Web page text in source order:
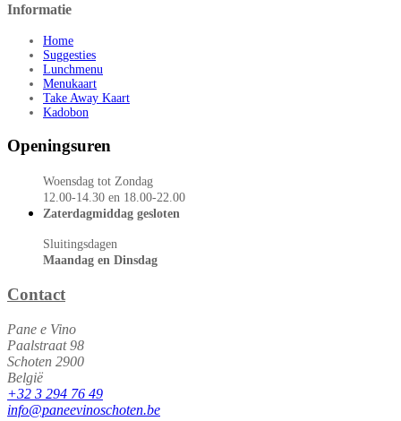
Informatie
Home
Suggesties
Lunchmenu
Menukaart
Take Away Kaart
Kadobon
Openingsuren
Woensdag tot Zondag
12.00-14.30 en 18.00-22.00
Zaterdagmiddag gesloten
Sluitingsdagen
Maandag en Dinsdag
Contact
Pane e Vino
Paalstraat 98
Schoten 2900
België
+32 3 294 76 49
info@paneevinoschoten.be